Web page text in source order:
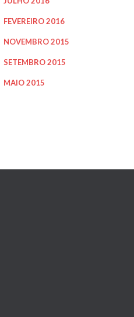
FEVEREIRO 2016
NOVEMBRO 2015
SETEMBRO 2015
MAIO 2015